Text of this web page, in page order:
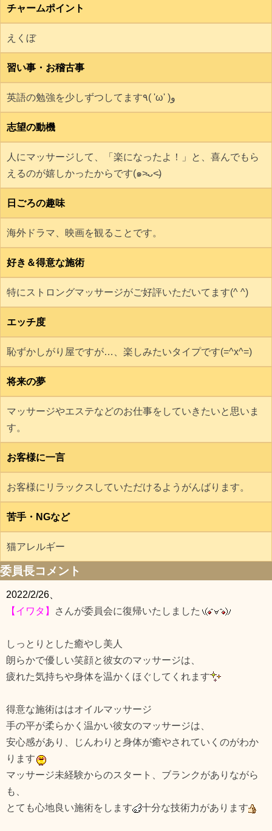
チャームポイント
えくぼ
習い事・お稽古事
英語の勉強を少しずつしてます٩( 'ω' )و
志望の動機
人にマッサージして、「楽になったよ！」と、喜んでもら
えるのが嬉しかったからです(๑˃̵ᴗ˂̵)
日ごろの趣味
海外ドラマ、映画を観ることです。
好き＆得意な施術
特にストロングマッサージがご好評いただいてます(^ ^)
エッチ度
恥ずかしがり屋ですが…、楽しみたいタイプです(=^x^=)
将来の夢
マッサージやエステなどのお仕事をしていきたいと思いま
す。
お客様に一言
お客様にリラックスしていただけるようがんばります。
苦手・NGなど
猫アレルギー
委員長コメント
2022/2/26、
【イワタ】
さんが委員会に復帰いたしました
しっとりとした癒やし美人
朗らかで優しい笑顔と彼女のマッサージは、
疲れた気持ちや身体を温かくほぐしてくれます
得意な施術ははオイルマッサージ
手の平が柔らかく温かい彼女のマッサージは、
安心感があり、じんわりと身体が癒やされていくのがわか
ります
マッサージ未経験からのスタート、ブランクがありながら
も、
とても心地良い施術をします
十分な技術力があります